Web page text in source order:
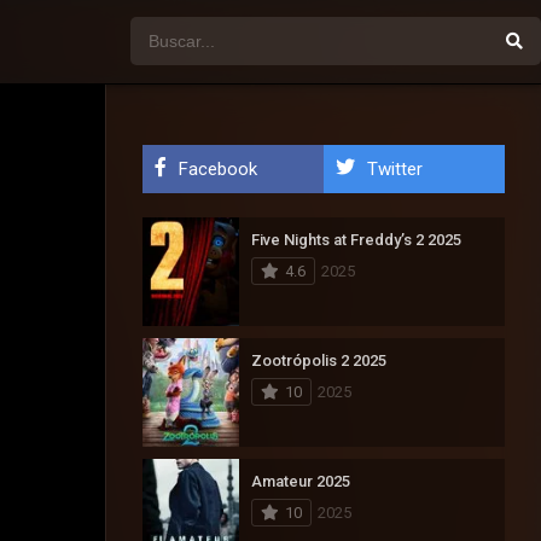
Facebook Twitter
Five Nights at Freddy’s 2 2025
4.6
2025
Zootrópolis 2 2025
10
2025
Amateur 2025
10
2025